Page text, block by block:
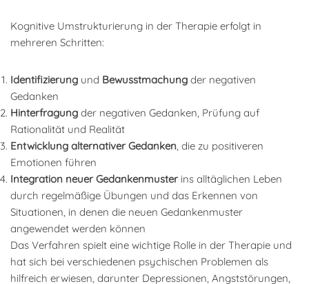
Kognitive Umstrukturierung in der Therapie erfolgt in
mehreren Schritten:
Identifizierung und Bewusstmachung der negativen
Gedanken
Hinterfragung der negativen Gedanken, Prüfung auf
Rationalität und Realität
Entwicklung alternativer Gedanken , die zu positiveren
Emotionen führen
Integration neuer Gedankenmuster ins alltäglichen Leben
durch regelmäßige Übungen und das Erkennen von
Situationen, in denen die neuen Gedankenmuster
angewendet werden können
Das Verfahren spielt eine wichtige Rolle in der Therapie und
hat sich bei verschiedenen psychischen Problemen als
hilfreich erwiesen, darunter Depressionen, Angststörungen,